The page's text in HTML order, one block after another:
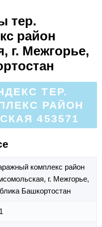
тер.
район
г. Межгорье,
ТЕР.
РАЙОН
453571
комплекс район
г. Межгорье,
Башкортостан